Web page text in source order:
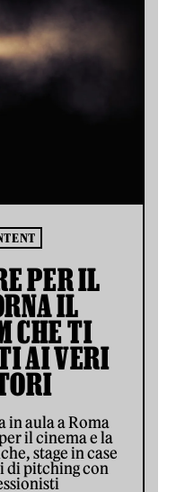
PER IL
IL
CHE TI
AI VERI
in aula a Roma
il cinema e la
stage in case
di pitching con